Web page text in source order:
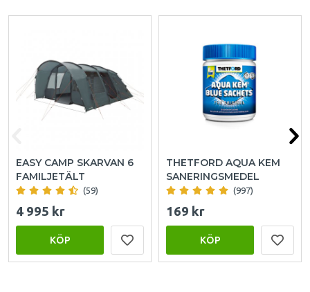
EASY CAMP SKARVAN 6
FAMILJETÄLT
(59)
4 995 kr
KÖP
THETFORD AQUA KEM
SANERINGSMEDEL
(997)
169 kr
KÖP